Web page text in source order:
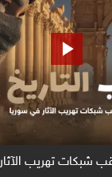
شبكات تهريب